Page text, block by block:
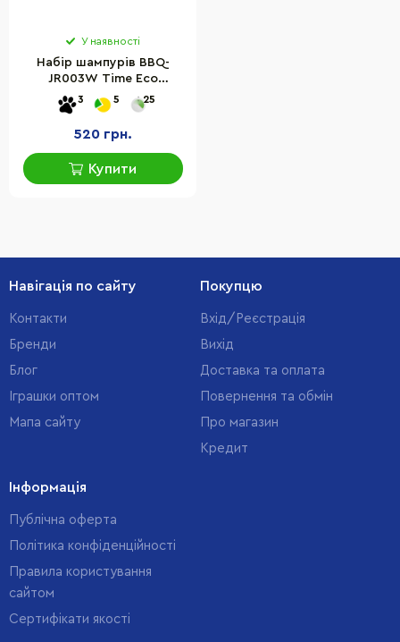
У наявності
Набір шампурів BBQ-
JR003W Time Eco
4820601034367, 60 см
3 5 25
520 грн.
Купити
Навігація по сайту
Контакти
Бренди
Блог
Іграшки оптом
Мапа сайту
Покупцю
Вхід/Реєстрація
Вихід
Доставка та оплата
Повернення та обмін
Про магазин
Кредит
Інформація
Публічна оферта
Політика конфіденційності
Правила користування
сайтом
Cертифікати якості